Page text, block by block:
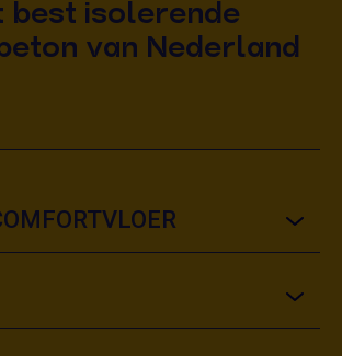
best isolerende
van Nederland